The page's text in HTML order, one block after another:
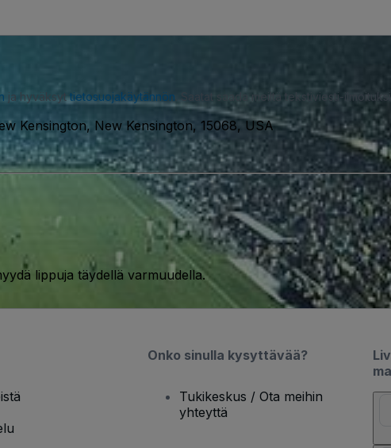
ja hyväksyttietosuojakäytännön . Saatat saada meiltä tekstiviesti-
Kensington, New Kensington, 15068, USA
lippuja täydellä varmuudella.
Onko sinulla kysyttävää?
Tukikeskus / Ota meihin
yhteyttä